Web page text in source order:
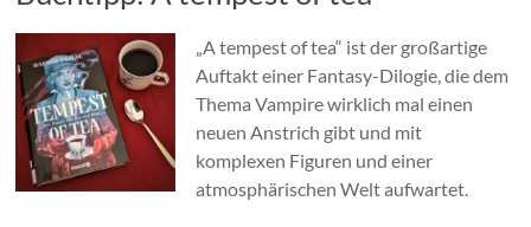
„A tempest of tea“ ist der großartige
Auftakt einer Fantasy-Dilogie, die dem
Thema Vampire wirklich mal einen
neuen Anstrich gibt und mit
komplexen Figuren und einer
atmosphärischen Welt aufwartet.